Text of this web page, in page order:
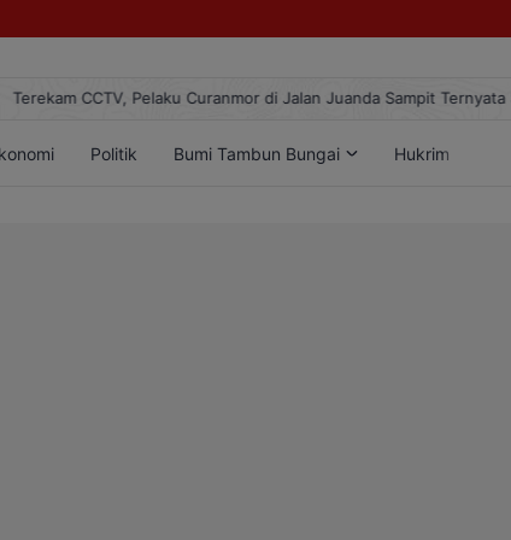
Terekam CCTV, Pelaku Curanmor di Jalan Juanda Sampit Ternyata
Politik Bumi Tambun Bungai Hukrim